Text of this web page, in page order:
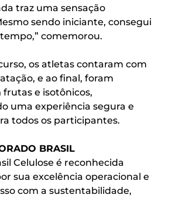
traz uma sensação
sendo iniciante, consegui
comemorou.
os atletas contaram com
e ao final, foram
frutas e isotônicos,
uma experiência segura e
todos os participantes.
BRASIL
Celulose é reconhecida
sua excelência operacional e
com a sustentabilidade,